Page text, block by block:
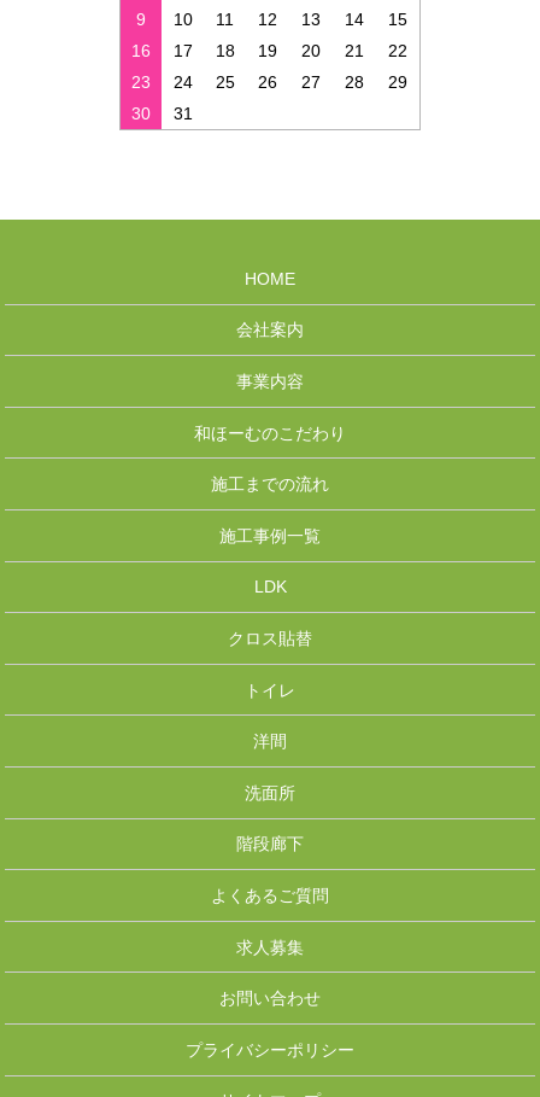
9
10 11 12 13 14
15
16
17 18 19 20 21
22
23
24 25 26 27 28
29
30
31
HOME
会社案内
事業内容
和ほーむのこだわり
施工までの流れ
施工事例一覧
LDK
クロス貼替
トイレ
洋間
洗面所
階段廊下
よくあるご質問
求人募集
お問い合わせ
プライバシーポリシー